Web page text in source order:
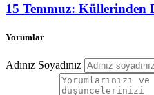
15 Temmuz: Küllerinden
Yorumlar
Adınız Soyadınız